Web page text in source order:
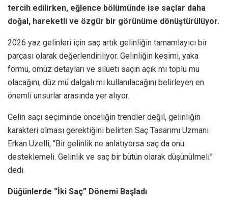
tercih edilirken, eğlence bölümünde ise saçlar daha
doğal, hareketli ve özgür bir görünüme dönüştürülüyor.
2026 yaz gelinleri için saç artık gelinliğin tamamlayıcı bir
parçası olarak değerlendiriliyor. Gelinliğin kesimi, yaka
formu, omuz detayları ve silueti saçın açık mı toplu mu
olacağını, düz mü dalgalı mı kullanılacağını belirleyen en
önemli unsurlar arasında yer alıyor.
Gelin saçı seçiminde önceliğin trendler değil, gelinliğin
karakteri olması gerektiğini belirten Saç Tasarımı Uzmanı
Erkan Uzelli, “Bir gelinlik ne anlatıyorsa saç da onu
desteklemeli. Gelinlik ve saç bir bütün olarak düşünülmeli”
dedi.
Düğünlerde “İki Saç” Dönemi Başladı